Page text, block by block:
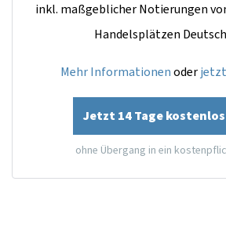
inkl. maßgeblicher Notierungen
Handelsplätzen
Mehr Informationenoder
Jetzt 14 Tage
ohne Übergang in ein